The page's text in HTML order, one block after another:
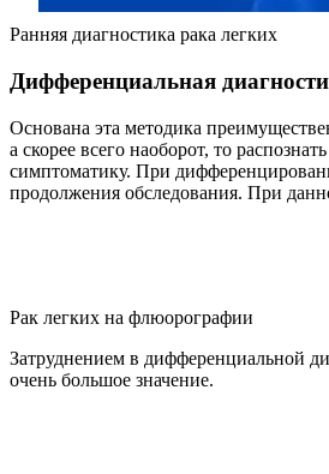
Ранняя диагностика рака легких
Дифференциальная
Основана эта методика
а скорее всего наоборот, то
симптоматику. При
продолжения обследования. При
Рак легких на флюорографии
Затруднением в дифференциальной
очень большое значение.